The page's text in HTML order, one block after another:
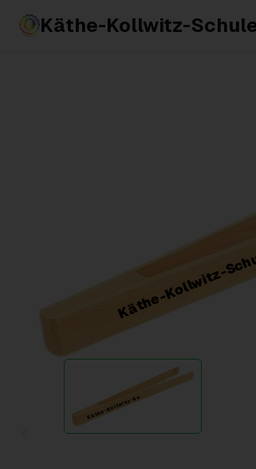
Käthe-Kollwitz-
Käthe-Kollwitz-
Käthe-Kollwitz-Schule